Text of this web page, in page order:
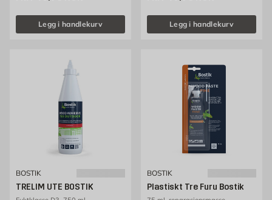
Legg i handlekurv Legg i handlekurv
BOSTIK
TRELIM UTE BOSTIK
BOSTIK
Plastiskt Tre Furu Bostik